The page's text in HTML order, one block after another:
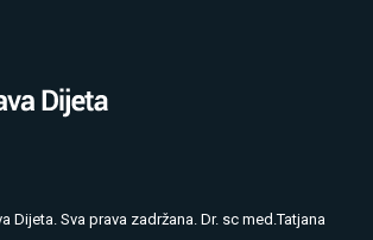
Dijeta. Sva prava zadržana. Dr. sc med.Tatjana